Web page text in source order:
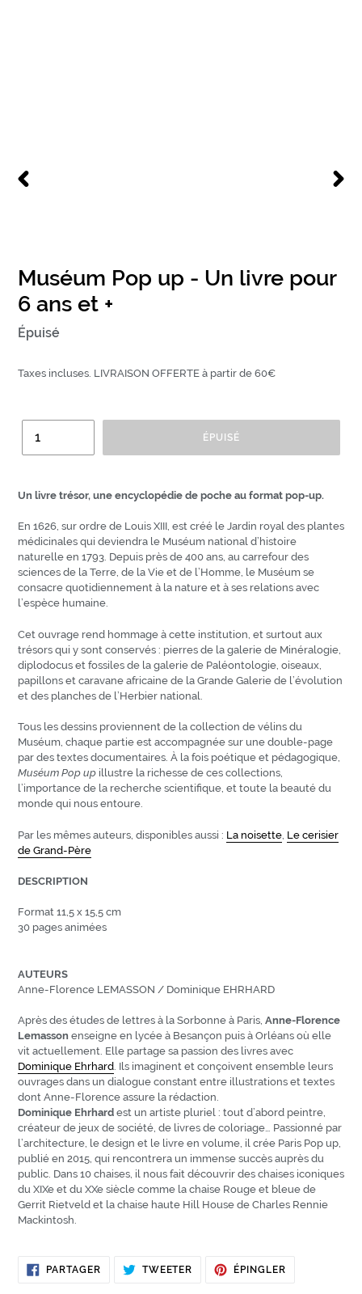
Muséum Pop up - Un livre pour
6 ans et +
Prix
Épuisé
Taxes incluses. LIVRAISON OFFERTE à partir de 60€
ÉPUISÉ
Un livre trésor, une encyclopédie de poche au format pop-up.
En 1626, sur ordre de Louis XIII, est créé le Jardin royal des plantes
médicinales qui deviendra le Muséum national d’histoire
naturelle en 1793. Depuis près de 400 ans, au carrefour des
sciences de la Terre, de la Vie et de l’Homme, le Muséum se
consacre quotidiennement à la nature et à ses relations avec
l’espèce humaine.
Cet ouvrage rend hommage à cette institution, et surtout aux
trésors qui y sont conservés : pierres de la galerie de Minéralogie,
diplodocus et fossiles de la galerie de Paléontologie, oiseaux,
papillons et caravane africaine de la Grande Galerie de l’évolution
et des planches de l’Herbier national.
Tous les dessins proviennent de la collection de vélins du
Muséum, chaque partie est accompagnée sur une double-page
par des textes documentaires. À la fois poétique et pédagogique,
Muséum Pop up illustre la richesse de ces collections,
l’importance de la recherche scientifique, et toute la beauté du
monde qui nous entoure.
Par les mêmes auteurs, disponibles aussi : La noisette Le cerisier
de Grand-Père
DESCRIPTION
Format 11,5 x 15,5 cm
30 pages animées
AUTEURS
Anne-Florence LEMASSON / Dominique EHRHARD
Après des études de lettres à la Sorbonne à Paris, Anne-Florence
Lemasson enseigne en lycée à Besançon puis à Orléans où elle
vit actuellement. Elle partage sa passion des livres avec
Dominique Ehrhard. Ils imaginent et conçoivent ensemble leurs
ouvrages dans un dialogue constant entre illustrations et textes
dont Anne-Florence assure la rédaction.
Dominique Ehrhard est un artiste pluriel : tout d’abord peintre,
créateur de jeux de société, de livres de coloriage… Passionné par
l’architecture, le design et le livre en volume, il crée Paris Pop up,
publié en 2015, qui rencontrera un immense succès auprès du
public. Dans 10 chaises, il nous fait découvrir des chaises iconiques
du XIXe et du XXe siècle comme la chaise Rouge et bleue de
Gerrit Rietveld et la chaise haute Hill House de Charles Rennie
Mackintosh.
PARTAGERPARTAGERTWEETER TWEETERÉPINGLER